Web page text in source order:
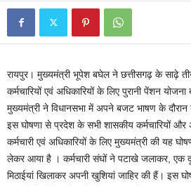
रायपुर। मुख्यमंत्री भूपेश बघेल ने छत्तीसगढ़ के साढ़े
कर्मचारियों एवं अधिकारियों के लिए पुरानी पेंशन
मुख्यमंत्री ने विधानसभा में अपने बजट भाषण के दौरान
इस घोषणा से प्रदेश के सभी शासकीय कर्मचारियों और
कर्मचारी एवं अधिकारियों के लिए मुख्यमंत्री की यह
लेकर आया है । कर्मचारी संघों ने पटाखे जलाकर, एक
मिठाईयां खिलाकर अपनी खुशियां जाहिर की हैं। इस